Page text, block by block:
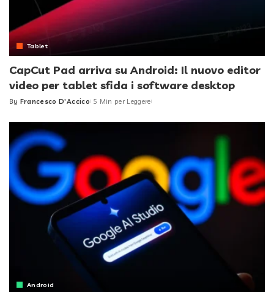
Tablet
CapCut Pad arriva su Android: Il nuovo editor
video per tablet sfida i software desktop
Posted
By Francesco D'Accico 5 Min per Leggere
Android